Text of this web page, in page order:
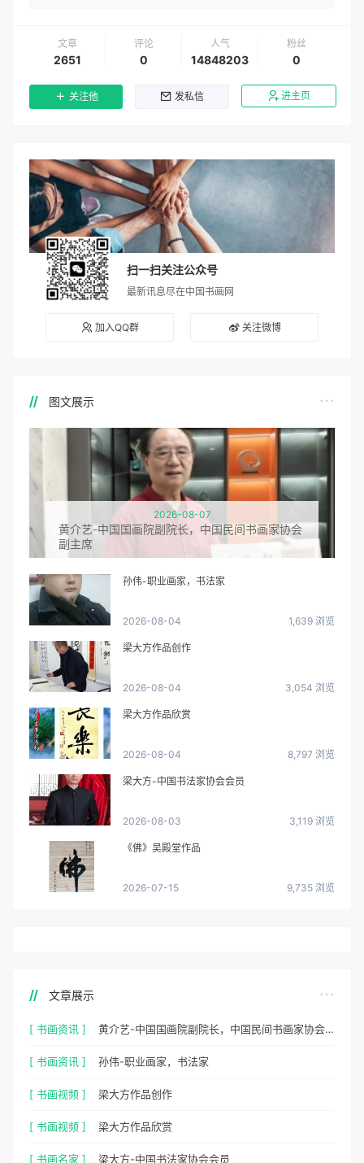
文章
2651
评论
0
人气
14848203
粉丝
0
关注他 发私信 进主页
扫一扫关注公众号
最新讯息尽在中国书画网
加入QQ群 关注微博
图文展示
2026-08-07
黄介艺-中国国画院副院长，中国民间书画家协会
副主席
孙伟-职业画家，书法家
2026-08-04 1,639 浏览
梁大方作品创作
2026-08-04 3,054 浏览
梁大方作品欣赏
2026-08-04 8,797 浏览
梁大方-中国书法家协会会员
2026-08-03 3,119 浏览
《佛》吴殿堂作品
2026-07-15 9,735 浏览
文章展示
[ 书画资讯 ] 黄介艺-中国国画院副院长，中国民间书画家协会副主席
[ 书画资讯 ] 孙伟-职业画家，书法家
[ 书画视频 ] 梁大方作品创作
[ 书画视频 ] 梁大方作品欣赏
[ 书画名家 ] 梁大方-中国书法家协会会员